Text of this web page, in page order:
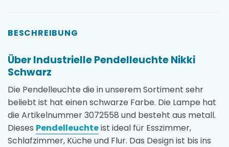
BESCHREIBUNG
Über Industrielle Pendelleuchte Nikki
Schwarz
Die Pendelleuchte die in unserem Sortiment sehr
beliebt ist hat einen schwarze Farbe. Die Lampe hat
die Artikelnummer 3072558 und besteht aus metall.
Dieses Pendelleuchteist ideal für Esszimmer,
Schlafzimmer, Küche und Flur. Das Design ist bis ins